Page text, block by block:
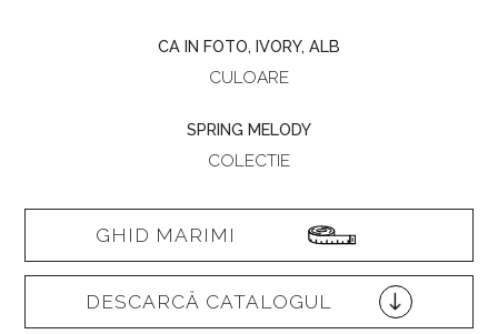
COLECTIE
SPRING MELODY
CULOARE
CA IN FOTO, IVORY, ALB
GHID MARIMI
DESCARCĂ CATALOGUL